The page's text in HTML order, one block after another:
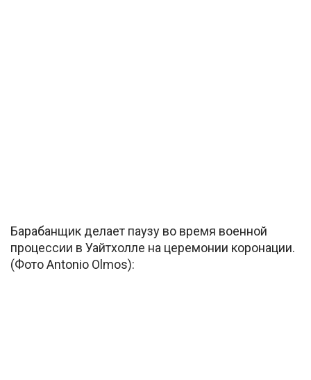
Барабанщик делает паузу во время военной
процессии в Уайтхолле на церемонии коронации.
(Фото Antonio Olmos):